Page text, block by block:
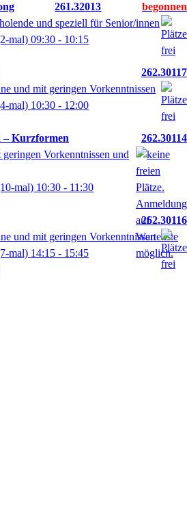
261.32013
und speziell für Senior/innen
mal) 09:30 - 10:15
262.30117
und mit geringen Vorkenntnissen
mal) 10:30 - 12:00
– Kurzformen
262.30114
Vorkenntnissen und
mal) 10:30 - 11:30
262.30116
und mit geringen Vorkenntnissen
mal) 14:15 - 15:45